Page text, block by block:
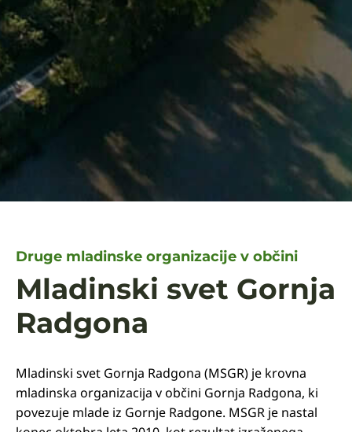
Druge mladinske organizacije v občini
Mladinski svet Gornja
Radgona
Mladinski svet Gornja Radgona (MSGR) je krovna
mladinska organizacija v občini Gornja Radgona, ki
povezuje mlade iz Gornje Radgone. MSGR je nastal